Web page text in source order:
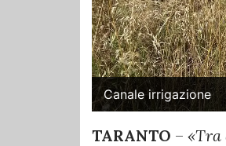
Canale irrigazione
TARANTO – «Tra